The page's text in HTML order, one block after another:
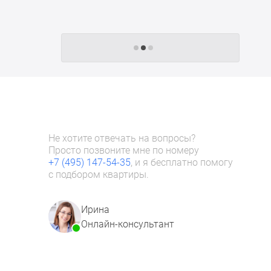
Следующие -24 жилых комплекса
Не хотите отвечать на вопросы?
Просто позвоните мне по номеру
+7 (495) 147-54-35, и я бесплатно помогу
с подбором квартиры.
Ирина
Онлайн-консультант